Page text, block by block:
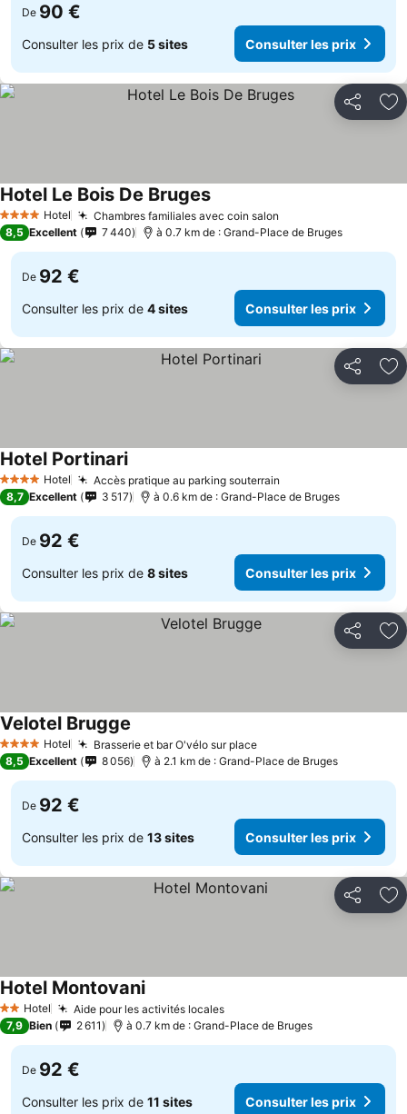
De 90 €
Consulter les prix de 5 sites Consulter les prix
Partager
4 Étoiles Hotel Chambres familiales avec coin salon
Hotel Le Bois De Bruges
8,5 Excellent 7 440 à 0.7 km de : Grand-Place de Bruges
De 92 €
Consulter les prix de 4 sites Consulter les prix
Partager
4 Étoiles Hotel Accès pratique au parking souterrain
Hotel Portinari
8,7 Excellent 3 517 à 0.6 km de : Grand-Place de Bruges
De 92 €
Consulter les prix de 8 sites Consulter les prix
Partager
4 Étoiles Hotel Brasserie et bar O'vélo sur place
Velotel Brugge
8,5 Excellent 8 056 à 2.1 km de : Grand-Place de Bruges
De 92 €
Consulter les prix de 13 sites Consulter les prix
Partager
2 Étoiles
Hotel Aide pour les activités locales
Hotel Montovani
7,9 Bien 2 611 à 0.7 km de : Grand-Place de Bruges
De 92 €
Consulter les prix de 11 sites Consulter les prix